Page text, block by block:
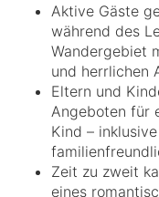
Aktive Gäste
während des
Wandergebiet
und herrlichen
Eltern und
Angeboten für
Kind –
Zeit zu zweit
eines